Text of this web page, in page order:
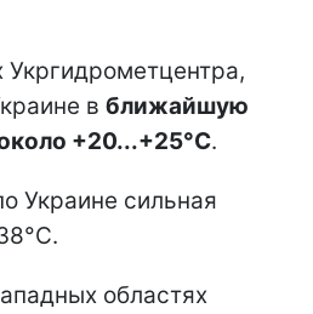
в ближайшую
+20...+25°С.
Украине сильная
областях